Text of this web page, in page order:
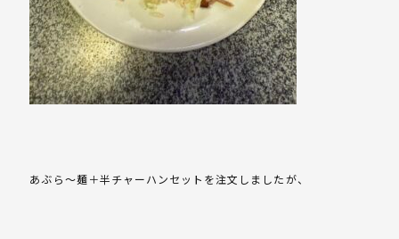
あぶら～麺＋半チャーハンセットを注文しましたが、